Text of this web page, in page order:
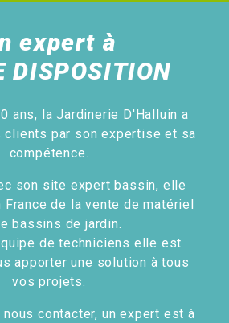
expert à
DISPOSITION
ans, la Jardinerie D'Halluin a
par son expertise et sa
compétence.
son site expert bassin, elle
de la vente de matériel
bassins de jardin.
de techniciens elle est
apporter une solution à tous
vos projets.
contacter, un expert est à